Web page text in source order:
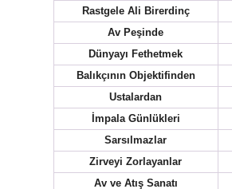
Rastgele Ali Birerdinç
Av Peşinde
Dünyayı Fethetmek
Balıkçının Objektifinden
Ustalardan
İmpala Günlükleri
Sarsılmazlar
Zirveyi Zorlayanlar
Av ve Atış Sanatı